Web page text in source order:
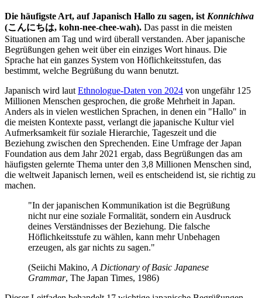
Die häufigste Art, auf Japanisch Hallo zu sagen, istKonnichiwa
(こんにちは, kohn-nee-chee-wah). Das passt in die meisten
Situationen am Tag und wird überall verstanden. Aber japanische
Begrüßungen gehen weit über ein einziges Wort hinaus. Die
Sprache hat ein ganzes System von Höflichkeitsstufen, das
bestimmt, welche Begrüßung du wann benutzt.
Japanisch wird lautEthnologue-Daten von 2024 von ungefähr 125
Millionen Menschen gesprochen, die große Mehrheit in Japan.
Anders als in vielen westlichen Sprachen, in denen ein "Hallo" in
die meisten Kontexte passt, verlangt die japanische Kultur viel
Aufmerksamkeit für soziale Hierarchie, Tageszeit und die
Beziehung zwischen den Sprechenden. Eine Umfrage der Japan
Foundation aus dem Jahr 2021 ergab, dass Begrüßungen das am
häufigsten gelernte Thema unter den 3,8 Millionen Menschen sind,
die weltweit Japanisch lernen, weil es entscheidend ist, sie richtig zu
machen.
"In der japanischen Kommunikation ist die Begrüßung
nicht nur eine soziale Formalität, sondern ein Ausdruck
deines Verständnisses der Beziehung. Die falsche
Höflichkeitsstufe zu wählen, kann mehr Unbehagen
erzeugen, als gar nichts zu sagen."
(Seiichi Makino,A Dictionary of Basic Japanese
Grammar, The Japan Times, 1986)